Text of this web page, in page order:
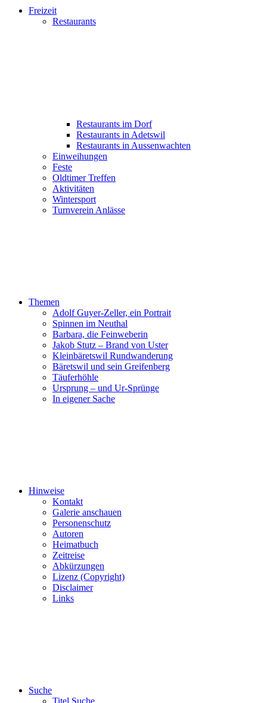
Freizeit
Restaurants
Restaurants im Dorf
Restaurants in Adetswil
Restaurants in Aussenwachten
Einweihungen
Feste
Oldtimer Treffen
Aktivitäten
Wintersport
Turnverein Anlässe
Themen
Adolf Guyer-Zeller, ein Portrait
Spinnen im Neuthal
Barbara, die Feinweberin
Jakob Stutz – Brand von Uster
Kleinbäretswil Rundwanderung
Bäretswil und sein Greifenberg
Täuferhöhle
Ursprung – und Ur-Sprünge
In eigener Sache
Hinweise
Kontakt
Galerie anschauen
Personenschutz
Autoren
Heimatbuch
Zeitreise
Abkürzungen
Lizenz (Copyright)
Disclaimer
Links
Suche
Titel Suche